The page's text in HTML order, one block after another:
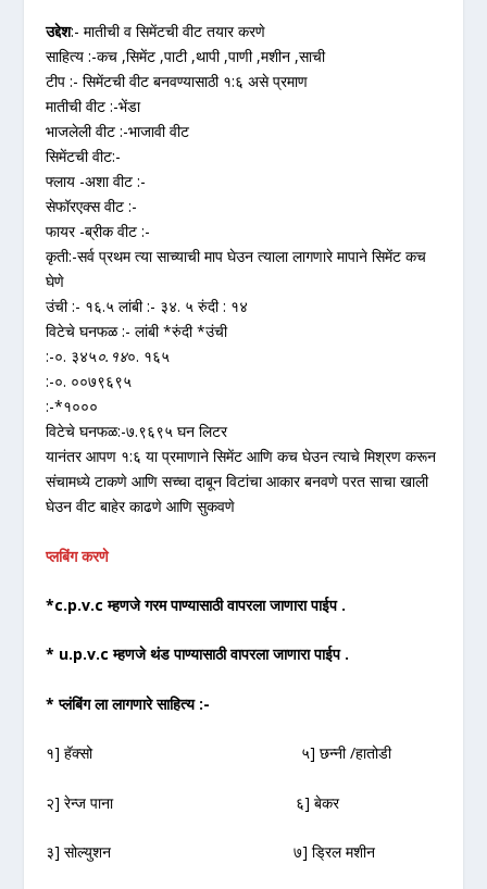
उद्देश:- मातीची व सिमेंटची वीट तयार करणे
साहित्य :-कच ,सिमेंट ,पाटी ,थापी ,पाणी ,मशीन ,साची
टीप :- सिमेंटची वीट बनवण्यासाठी १:६ असे प्रमाण
मातीची वीट :-भेंडा
भाजलेली वीट :-भाजावी वीट
सिमेंटची वीट:-
फ्लाय -अशा वीट :-
सेफॉरएक्स वीट :-
फायर -ब्रीक वीट :-
कृती:-सर्व प्रथम त्या साच्याची माप घेउन त्याला लागणारे मापाने सिमेंट कच
घेणे
उंची :- १६.५ लांबी :- ३४. ५ रुंदी : १४
विटेचे घनफळ :- लांबी *रुंदी *उंची
:-०. ३४५०.१४०. १६५
:-०. ००७९६९५
:-*१०००
विटेचे घनफळ:-७.९६९५ घन लिटर
यानंतर आपण १:६ या प्रमाणाने सिमेंट आणि कच घेउन त्याचे मिश्रण करून
संचामध्ये टाकणे आणि सच्चा दाबून विटांचा आकार बनवणे परत साचा खाली
घेउन वीट बाहेर काढणे आणि सुकवणे
प्लबिंग करणे
*c.p.v.c म्हणजे गरम पाण्यासाठी वापरला जाणारा पाईप .
* u.p.v.c म्हणजे थंड पाण्यासाठी वापरला जाणारा पाईप .
* प्लंबिंग ला लागणारे साहित्य :-
१] हॅक्सो ५] छन्नी /हातोडी
२] रेन्ज पाना ६] बेकर
३] सोल्युशन ७] ड्रिल मशीन